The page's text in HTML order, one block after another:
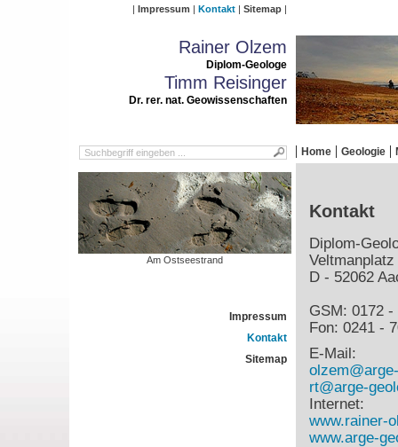
Impressum Kontakt Sitemap
Rainer Olzem
Diplom-Geologe
Timm Reisinger
Dr. rer. nat. Geowissenschaften
Home Geologie
Am Ostseestrand
Impressum
Kontakt
Sitemap
Kontakt
Diplom-
Veltmanplatz
D - 52062
GSM: 0172 -
Fon: 0241 -
E-Mail:
rt@arge-
Internet:
www.rainer-
www.arge-